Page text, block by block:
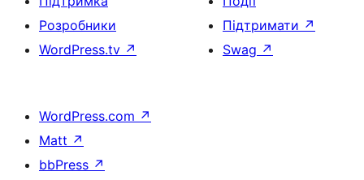
Розробники
WordPress.tv ↗
Підтримати ↗
Swag ↗
WordPress.com ↗
Matt ↗
bbPress ↗